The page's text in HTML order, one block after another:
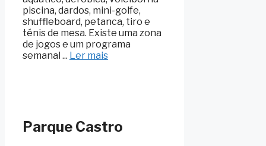
piscina, dardos, mini-golfe,
shuffleboard, petanca, tiro e
ténis de mesa. Existe uma zona
de jogos e um programa
semanal ... Ler mais
Parque Castro